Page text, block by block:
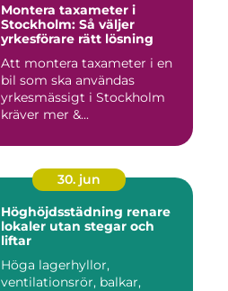
Montera taxameter i
Stockholm: Så väljer
yrkesförare rätt lösning
Att montera taxameter i en
bil som ska användas
yrkesmässigt i Stockholm
kräver mer &...
30. jun
Höghöjdsstädning renare
lokaler utan stegar och
liftar
Höga lagerhyllor,
ventilationsrör, balkar,